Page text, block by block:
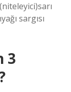
sargısı
3